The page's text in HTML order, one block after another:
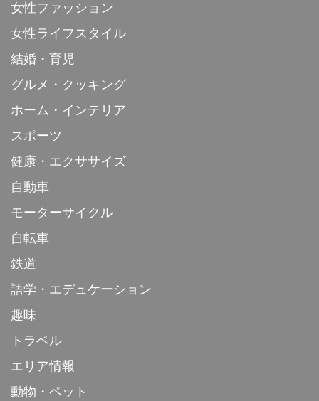
女性ファッション
女性ライフスタイル
結婚・育児
グルメ・クッキング
ホーム・インテリア
スポーツ
健康・エクササイズ
自動車
モーターサイクル
自転車
鉄道
語学・エデュケーション
趣味
トラベル
エリア情報
動物・ペット